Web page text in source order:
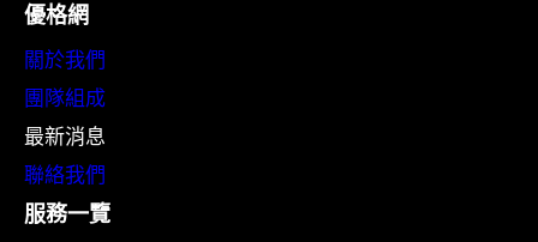
優格網
關於我們
團隊組成
最新消息
聯絡我們
服務一覽